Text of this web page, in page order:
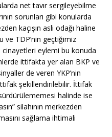
net tavır sergileyebilme
sorunları gibi konularda
kaçışın asli odağı haline
ve TDP’nin geçtiğimiz
eylemi bu konuda
ittifakta yer alan BKP ve
de veren YKP’nin
şekillendirilebilir. İttifak
halinde ise
silahının merkezden
sağlama ihtimali